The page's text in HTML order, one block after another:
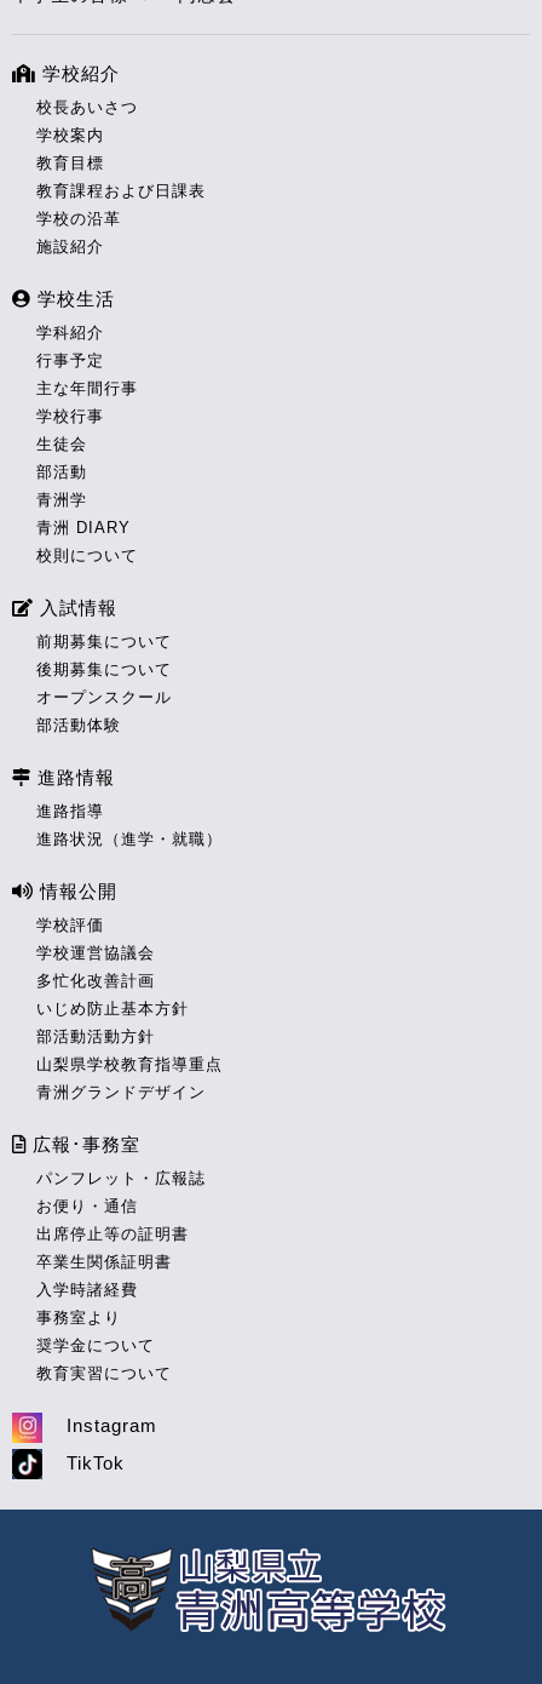
学校紹介
校長あいさつ
学校案内
教育目標
教育課程および日課表
学校の沿革
施設紹介
学校生活
学科紹介
行事予定
主な年間行事
学校行事
生徒会
部活動
青洲学
青洲 DIARY
校則について
入試情報
前期募集について
後期募集について
オープンスクール
部活動体験
進路情報
進路指導
進路状況（進学・就職）
情報公開
学校評価
学校運営協議会
多忙化改善計画
いじめ防止基本方針
部活動活動方針
山梨県学校教育指導重点
青洲グランドデザイン
広報･事務室
パンフレット・広報誌
お便り・通信
出席停止等の証明書
卒業生関係証明書
入学時諸経費
事務室より
奨学金について
教育実習について
Instagram
TikTok